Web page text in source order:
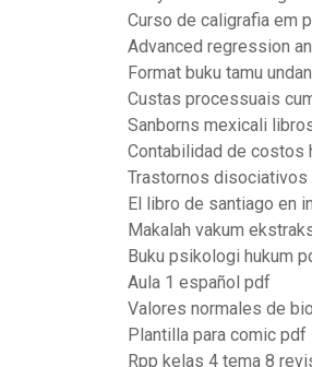
Curso de caligrafia em
Advanced regression
Format buku tamu
Custas processuais
Sanborns mexicali
Contabilidad de costos
Trastornos
El libro de santiago en
Makalah vakum
Buku psikologi hukum
Aula 1 español pdf
Valores normales de
Plantilla para comic pdf
Rpp kelas 4 tema 8